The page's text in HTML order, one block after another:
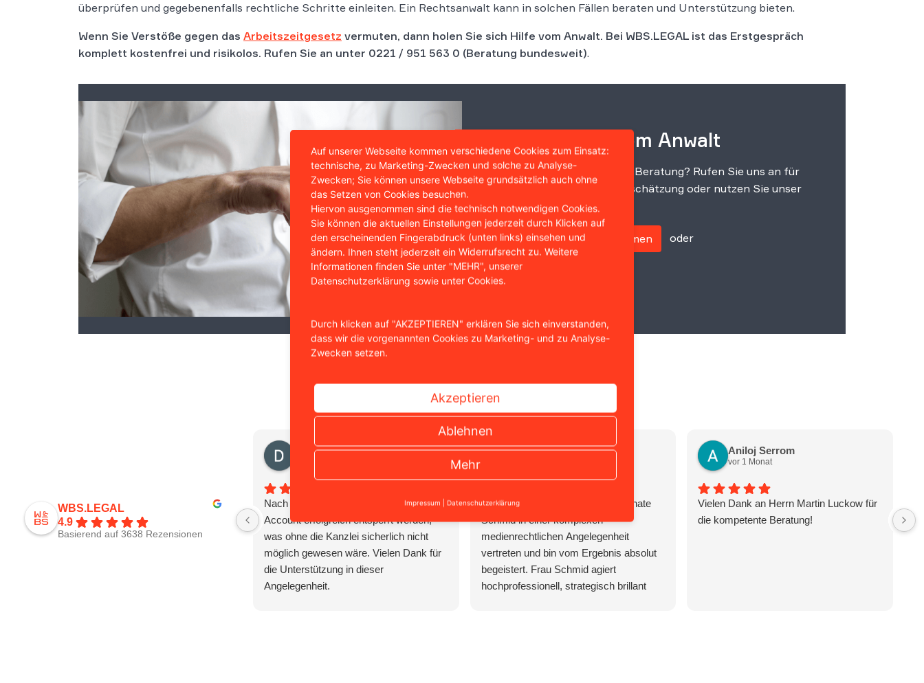
überprüfen und gegebenenfalls rechtliche Schritte einleiten. Ein Rechtsanwalt kann in solchen Fällen beraten und Unterstützung bieten.
Wenn Sie Verstöße gegen das Arbeitszeitgesetz vermuten, dann holen Sie sich Hilfe vom Anwalt. Bei WBS.LEGAL ist das Erstgespräch
komplett kostenfrei und risikolos. Rufen Sie an unter 0221 / 951 563 0 (Beratung bundesweit).
Soforthilfe vom Anwalt
Sie brauchen rechtliche Beratung? Rufen Sie uns an für
eine kostenlose Ersteinschätzung oder nutzen Sie unser
Kontaktformular.
Jetzt Kontakt aufnehmen oder
WBS.LEGAL
4.9
Basierend auf 3638 Rezensionen
Daniel Thiele
Nach 3 Monaten konnte der Facebook
Account erfolgreich entsperrt werden,
was ohne die Kanzlei sicherlich nicht
möglich gewesen wäre. Vielen Dank für
die Unterstützung in dieser
Angelegenheit.
Dennis Engelmann
Ich wurde von Rechtsanwältin Renate
Schmid in einer komplexen
medienrechtlichen Angelegenheit
vertreten und bin vom Ergebnis absolut
begeistert. Frau Schmid agiert
hochprofessionell, strategisch brillant
Aniloj Serrom
vor 1 Monat
Vielen Dank an Herrn Martin Luckow für
die kompetente Beratung!
Auf unserer Webseite kommen verschiedene Cookies zum Einsatz:
technische, zu Marketing-Zwecken und solche zu Analyse-
Zwecken; Sie können unsere Webseite grundsätzlich auch ohne
das Setzen von Cookies besuchen.
Hiervon ausgenommen sind die technisch notwendigen Cookies.
Sie können die aktuellen Einstellungen jederzeit durch Klicken auf
den erscheinenden Fingerabdruck (unten links) einsehen und
ändern. Ihnen steht jederzeit ein Widerrufsrecht zu. Weitere
Informationen finden Sie unter "MEHR", unserer
Datenschutzerklärung sowie unter Cookies.
Durch klicken auf "AKZEPTIEREN" erklären Sie sich einverstanden,
dass wir die vorgenannten Cookies zu Marketing- und zu Analyse-
Zwecken setzen.
Akzeptieren
Ablehnen
Mehr
Impressum | Datenschutzerklärung